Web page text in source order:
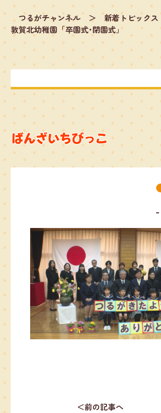
つるがチャンネル ＞ 新着トピックス
敦賀北幼稚園「卒園式･閉園式」
＜前の記事へ